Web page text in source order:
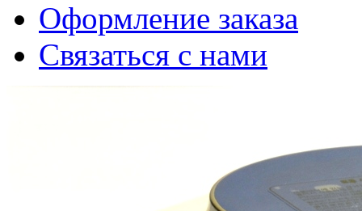
Оформление заказа
Связаться с нами